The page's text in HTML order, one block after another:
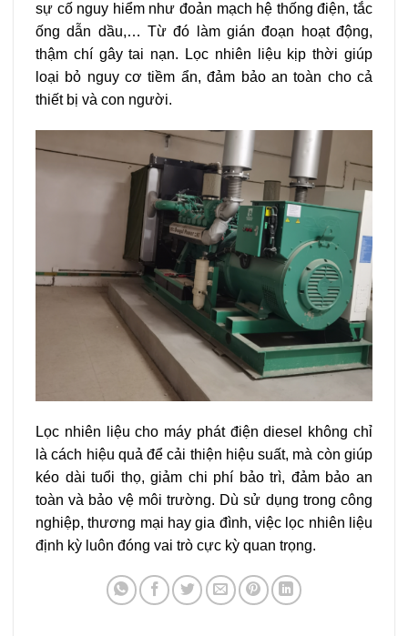
sự cố nguy hiểm như đoản mạch hệ thống điện, tắc
ống dẫn dầu,… Từ đó làm gián đoạn hoạt động,
thậm chí gây tai nạn. Lọc nhiên liệu kịp thời giúp
loại bỏ nguy cơ tiềm ẩn, đảm bảo an toàn cho cả
thiết bị và con người.
Lọc nhiên liệu cho máy phát điện diesel không chỉ
là cách hiệu quả để cải thiện hiệu suất, mà còn giúp
kéo dài tuổi thọ, giảm chi phí bảo trì, đảm bảo an
toàn và bảo vệ môi trường. Dù sử dụng trong công
nghiệp, thương mại hay gia đình, việc lọc nhiên liệu
định kỳ luôn đóng vai trò cực kỳ quan trọng.